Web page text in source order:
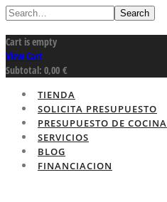
Search
Cart is empty
View Cart
Subtotal: 0,00 €
TIENDA
SOLICITA PRESUPUESTO
PRESUPUESTO DE COCINA
SERVICIOS
BLOG
FINANCIACION